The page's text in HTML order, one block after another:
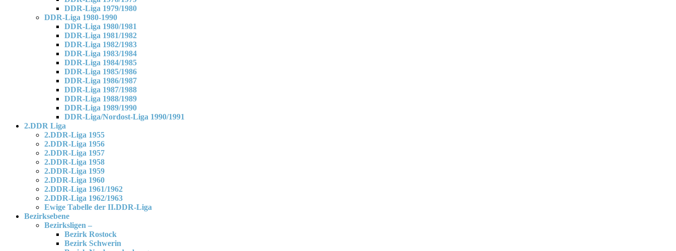
DDR-Liga 1979/1980
DDR-Liga 1980-1990
DDR-Liga 1980/1981
DDR-Liga 1981/1982
DDR-Liga 1982/1983
DDR-Liga 1983/1984
DDR-Liga 1984/1985
DDR-Liga 1985/1986
DDR-Liga 1986/1987
DDR-Liga 1987/1988
DDR-Liga 1988/1989
DDR-Liga 1989/1990
DDR-Liga/Nordost-Liga 1990/1991
2.DDR Liga
2.DDR-Liga 1955
2.DDR-Liga 1956
2.DDR-Liga 1957
2.DDR-Liga 1958
2.DDR-Liga 1959
2.DDR-Liga 1960
2.DDR-Liga 1961/1962
2.DDR-Liga 1962/1963
Ewige Tabelle der II.DDR-Liga
Bezirksebene
Bezirksligen –
Bezirk Rostock
Bezirk Schwerin